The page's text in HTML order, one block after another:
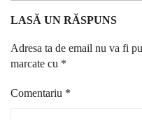
LASĂ UN RĂSPUNS
Adresa ta de email nu va fi
marcate cu *
Comentariu *